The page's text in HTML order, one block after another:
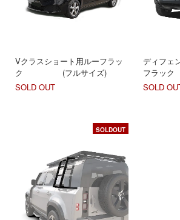
Vクラスショート用ルーフラッ
ク (フルサイズ)
SOLD OUT
ディフェ
フラック
SOLD
SOLDOUT